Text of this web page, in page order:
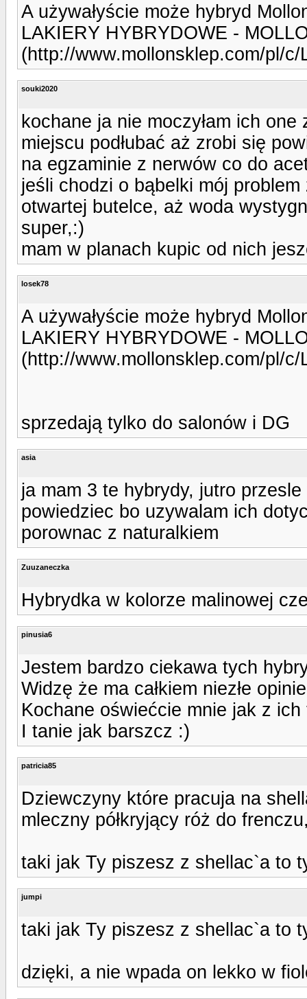
A używałyście może hybryd
LAKIERY HYBRYDOWE -
(http://www.mollonsklep.com/pl/
souki2020
kochane ja nie moczyłam ich
miejscu podłubać aż zrobi się
na egzaminie z nerwów co do
jeśli chodzi o bąbelki mój
otwartej butelce, aż woda
super,:)
mam w planach kupic od nich
losek78
A używałyście może hybryd
LAKIERY HYBRYDOWE -
(http://www.mollonsklep.com/pl/
sprzedają tylko do salonów i DG
asia
ja mam 3 te hybrydy, jutro
powiedziec bo uzywalam ich
porownac z naturalkiem
Zuuzaneczka
Hybrydka w kolorze malinowej
pinusia6
Jestem bardzo ciekawa tych
Widzę że ma całkiem niezłe
Kochane oświećcie mnie jak z
I tanie jak barszcz :)
patricia85
Dziewczyny które pracuja na
mleczny półkryjący róż do
taki jak Ty piszesz z shellac`a to
jumpi
taki jak Ty piszesz z shellac`a to
dzięki, a nie wpada on lekko w